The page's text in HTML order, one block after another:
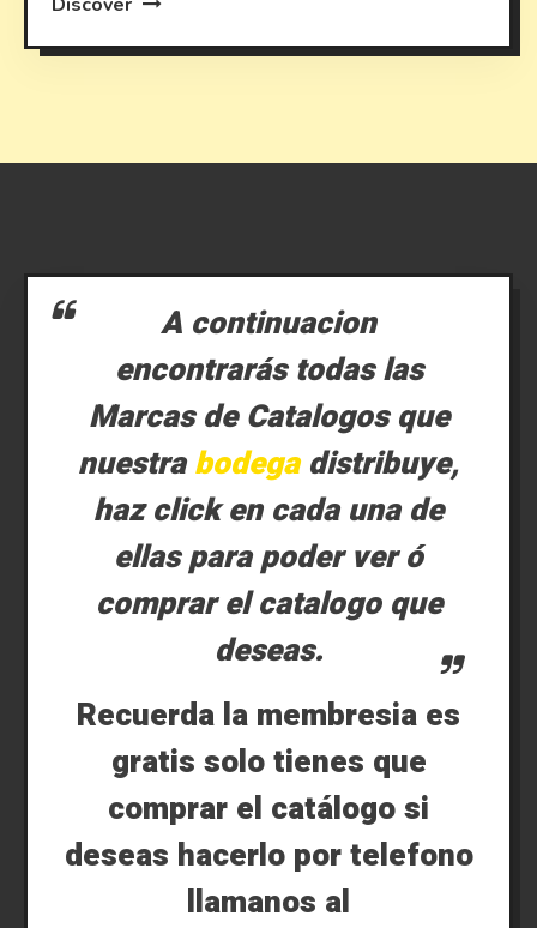
A continuacion
encontrarás todas las
Marcas de Catalogos que
nuestrabodegadistribuye,
haz click en cada una de
ellas para poder ver ó
comprar el catalogo que
deseas.
Recuerda la membresia es
gratis solo tienes que
comprar el catálogo si
deseas hacerlo por telefono
llamanos al